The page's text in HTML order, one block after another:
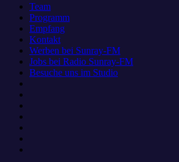
Team
Programm
Empfang
Kontakt
Werben bei Sunray-FM
Jobs bei Radio Sunray-FM
Besuche uns im Studio